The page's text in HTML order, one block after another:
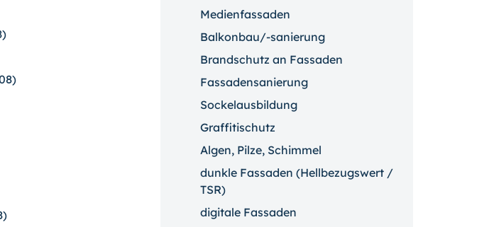
Medienfassaden
Balkonbau/-sanierung
Brandschutz an Fassaden
Fassadensanierung
Sockelausbildung
Graffitischutz
Algen, Pilze, Schimmel
dunkle Fassaden (Hellbezugswert /
TSR)
digitale Fassaden